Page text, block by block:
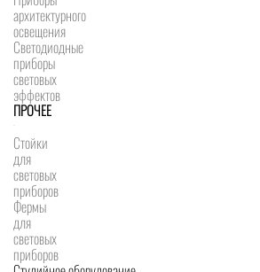
архитектурного
освещения
Светодиодные
приборы
световых
эффектов
ПРОЧЕЕ
Стойки
для
световых
приборов
Фермы
для
световых
приборов